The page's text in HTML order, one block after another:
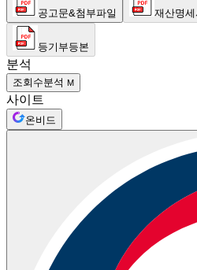
공고문&첨부파일 재산명세
등기부등본
분석
조회수분석 M
사이트
온비드